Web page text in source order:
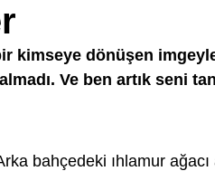
kimseye dönüşen
Ve ben artık seni
bahçedeki ıhlamur